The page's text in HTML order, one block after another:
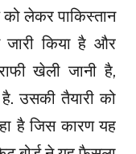
लेकर पाकिस्तान
जारी किया है और
खेली जानी है,
उसकी तैयारी को
है जिस कारण यह